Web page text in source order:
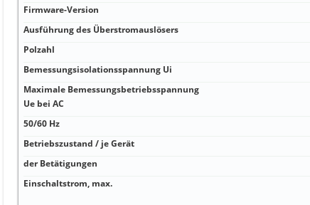
Firmware-Version
Ausführung des Überstromauslösers
Polzahl
Bemessungsisolationsspannung Ui
Maximale Bemessungsbetriebsspannung
Ue bei AC
50/60 Hz
Betriebszustand / je Gerät
der Betätigungen
Einschaltstrom, max.